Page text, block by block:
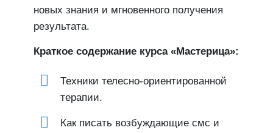
новых знания и мгновенного получения
результата.
Краткое содержание курса «Мастерица»:
Техники телесно-ориентированной
терапии.
Как писать возбуждающие смс и